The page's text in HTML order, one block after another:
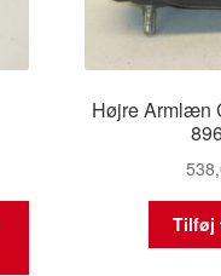
Højre Armlæn
Tilføj